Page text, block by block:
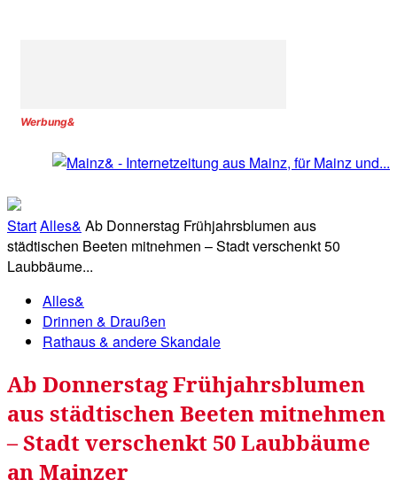
Werbung&
StartAlles& Ab Donnerstag Frühjahrsblumen aus
städtischen Beeten mitnehmen – Stadt verschenkt 50
Laubbäume...
Alles&
Drinnen & Draußen
Rathaus & andere Skandale
Ab Donnerstag Frühjahrsblumen
aus städtischen Beeten mitnehmen
– Stadt verschenkt 50 Laubbäume
an Mainzer